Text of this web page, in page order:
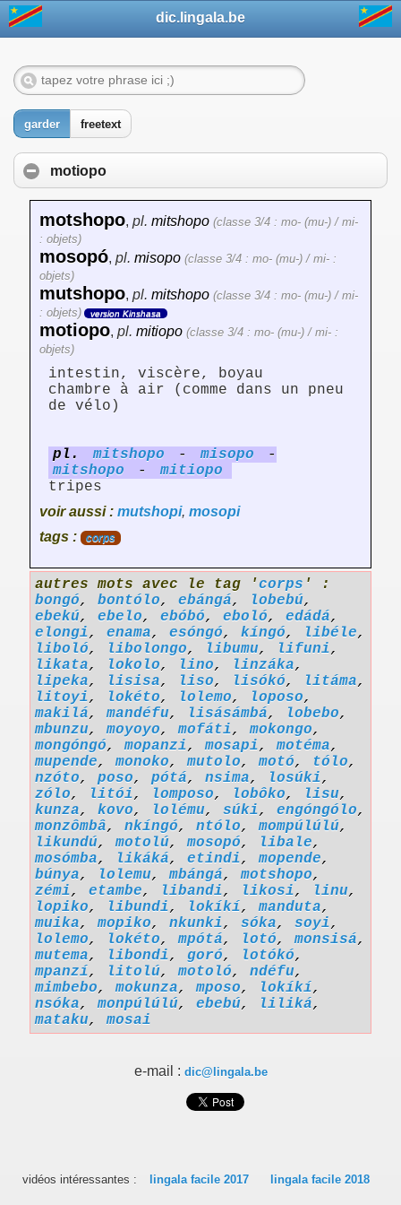
dic.lingala.be
garder freetext
motiopo
motshopo, pl. mitshopo (classe 3/4 : mo- (mu-) / mi-
: objets)
mosopó, pl. misopo (classe 3/4 : mo- (mu-) / mi- :
objets)
mutshopo, pl. mitshopo (classe 3/4 : mo- (mu-) / mi-
: objets)
version Kinshasa
motiopo, pl. mitiopo (classe 3/4 : mo- (mu-) / mi- :
objets)
intestin, viscère, boyau
chambre à air (comme dans un pneu
de vélo)
pl. mitshopo - misopo
-
mitshopo
-
mitiopo
tripes
voir aussi : mutshopi, mosopi
tags :
corps
autres mots avec le tag 'corps ' :
bongó, bontólo, ebángá, lobebú,
ebekú, ebelo, ebóbó, eboló, edádá,
elongi, enama, esóngó, kíngó, libéle,
liboló, libolongo, libumu, lifuni,
likata, lokolo, lino, linzáka,
lipeka, lisisa, liso, lisókó, litáma,
litoyi, lokéto, lolemo, loposo,
makilá,mandéfu, lisásámbá, lobebo,
mbunzu,moyoyo,mofáti,mokongo,
mongóngó,mopanzi,mosapi,motéma,
mupende,monoko,mutolo,motó, tólo,
nzóto, poso, pótá, nsima, losúki,
zólo, litói, lomposo, lobôko, lisu,
kunza, kovo, lolému, súki, engóngólo,
monzômbâ, nkíngó, ntólo,mompúlúlú,
likundú,motolú,mosopó, libale,
mosómba, likáká, etindi,mopende,
búnya, lolemu,mbángá,motshopo,
zémi, etambe, libandi, likosi, linu,
lopiko, libundi, lokíkí,manduta,
muika,mopiko, nkunki, sóka, soyi,
lolemo, lokéto,mpótá, lotó,monsisá,
mutema, libondi, goró, lotókó,
mpanzí, litolú,motoló, ndéfu,
mimbebo,mokunza,mposo, lokíkí,
nsóka,monpúlúlú, ebebú, liliká,
mataku,mosai
e-mail : dic@lingala.be
vidéos intéressantes : lingala facile 2017 lingala facile 2018